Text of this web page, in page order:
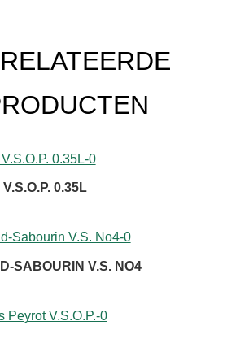
0.35L
SABOURIN V.S. NO4